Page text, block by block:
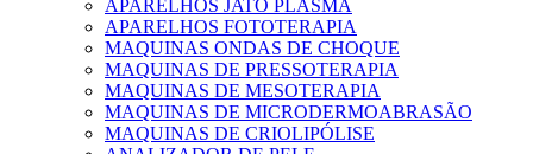
APARELHOS JATO PLASMA
APARELHOS FOTOTERAPIA
MAQUINAS ONDAS DE CHOQUE
MAQUINAS DE PRESSOTERAPIA
MAQUINAS DE MESOTERAPIA
MAQUINAS DE MICRODERMOABRASÃO
MAQUINAS DE CRIOLIPÓLISE